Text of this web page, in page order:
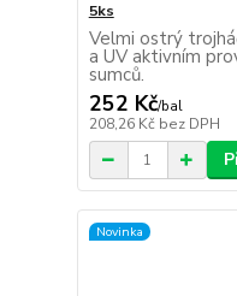
5ks
Velmi ostrý
a UV aktivním
sumců.
252 Kč/bal
208,26 Kč bez DPH
Novinka